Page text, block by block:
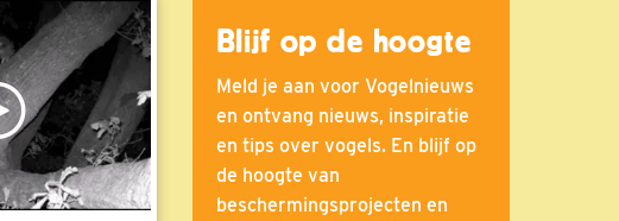
Blijf op de hoogte
Meld je aan voor Vogelnieuws
en ontvang nieuws, inspiratie
en tips over vogels. En blijf op
de hoogte van
beschermingsprojecten en